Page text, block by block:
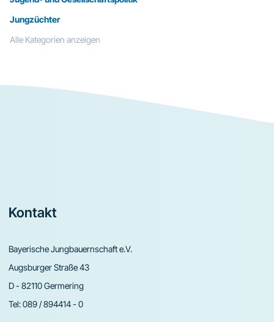
Jungzüchter
Alle Kategorien anzeigen
Footer
Kontakt
Bayerische Jungbauernschaft e.V.
Augsburger Straße 43
D - 82110 Germering
Tel:089 / 894414 - 0